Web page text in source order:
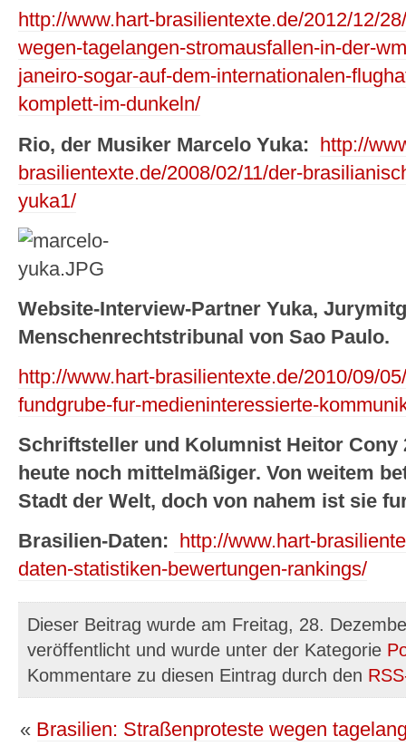
http://www.hart-brasilientexte.de/2012/12/
wegen-tagelangen-stromausfallen-in-der-
janeiro-sogar-auf-dem-internationalen-
komplett-im-dunkeln/
Rio, der Musiker Marcelo Yuka:
http://
brasilientexte.de/2008/02/11/der-
yuka1/
Website-Interview-Partner Yuka,
Menschenrechtstribunal von Sao Paulo.
http://www.hart-brasilientexte.de/2010/09/
fundgrube-fur-medieninteressierte-
Schriftsteller und Kolumnist Heitor Cony
heute noch mittelmäßiger. Von weitem
Stadt der Welt, doch von nahem ist sie
Brasilien-Daten:
http://www.hart-
daten-statistiken-bewertungen-rankings/
Dieser Beitrag wurde am Freitag, 28.
veröffentlicht und wurde unter der Kategorie
Kommentare zu diesen Eintrag durch den
« Brasilien: Straßenproteste wegen